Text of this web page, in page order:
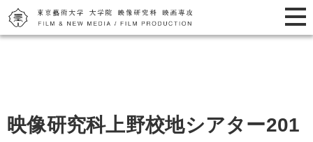
映像研究科上野校地シアター201